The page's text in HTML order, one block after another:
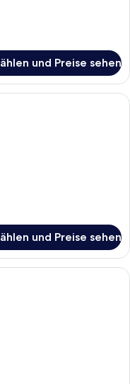
und Preise sehen
| Kostenlose
und Preise sehen
| Kostenlose